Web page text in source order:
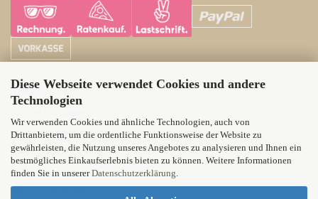
Diese Webseite verwendet Cookies und andere
Technologien
Wir verwenden Cookies und ähnliche Technologien, auch von
Drittanbietern, um die ordentliche Funktionsweise der Website zu
gewährleisten, die Nutzung unseres Angebotes zu analysieren und Ihnen ein
bestmögliches Einkaufserlebnis bieten zu können. Weitere Informationen
finden Sie in unsererDatenschutzerklärung.
ATH Horsecare
Wittener Landstr. 21
58313 Herdecke
Tel.: 02330 71012
Fax : 02330 809826